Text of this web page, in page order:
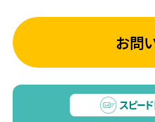
お問